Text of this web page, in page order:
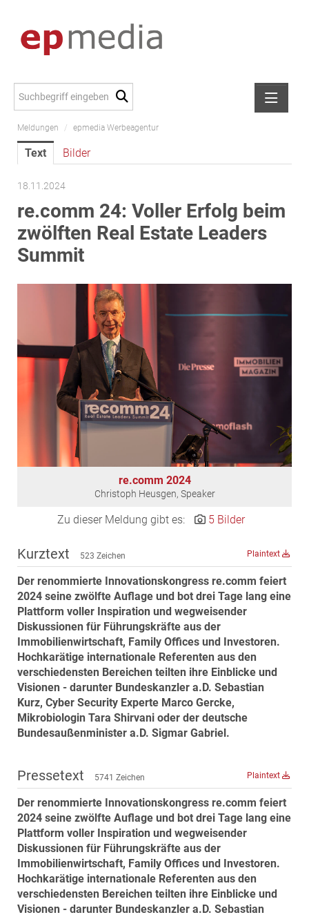
Meldungen
Alexander Peer
amb Development
AURE Immobilien
Austria Sotheby's International Realty
epmedia Werbeagentur
ESTINA Immobilien
Grossmann + Kaswurm Immobilien
Gutwerk Immobilien Treuhand
HANDLER Gruppe
HARING Group + WINEGG Realitäten
HNP architects
IMMOBILIEN MAGAZIN VERLAG
IMMOcontract
KOBAN SÜDVERS
MST Muhr
ÖKO-Wohnbau
PAYUCA
Raiffeisen Property Holding International
Salon Real
Savoir Vivre Group
STEUP Realitäten
STIX + Partner
teamneunzehn
VÖPE Next
Verband Österreichischer Versicherungsmakler
Weinrauch Rechtsanwälte
WINEGG Realitäten
Meldungen / epmedia Werbeagentur
Text Bilder
18.11.2024
re.comm 24: Voller Erfolg beim
zwölften Real Estate Leaders
Summit
re.comm 2024
Christoph Heusgen, Speaker
Zu dieser Meldung gibt es: 5 Bilder
Kurztext 523 Zeichen Plaintext
Der renommierte Innovationskongress re.comm feiert
2024 seine zwölfte Auflage und bot drei Tage lang eine
Plattform voller Inspiration und wegweisender
Diskussionen für Führungskräfte aus der
Immobilienwirtschaft, Family Offices und Investoren.
Hochkarätige internationale Referenten aus den
verschiedensten Bereichen teilten ihre Einblicke und
Visionen - darunter Bundeskanzler a.D. Sebastian
Kurz, Cyber Security Experte Marco Gercke,
Mikrobiologin Tara Shirvani oder der deutsche
Bundesaußenminister a.D. Sigmar Gabriel.
Pressetext 5741 Zeichen Plaintext
Der renommierte Innovationskongress re.comm feiert
2024 seine zwölfte Auflage und bot drei Tage lang eine
Plattform voller Inspiration und wegweisender
Diskussionen für Führungskräfte aus der
Immobilienwirtschaft, Family Offices und Investoren.
Hochkarätige internationale Referenten aus den
verschiedensten Bereichen teilten ihre Einblicke und
Visionen - darunter Bundeskanzler a.D. Sebastian